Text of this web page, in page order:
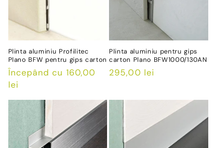
Plinta aluminiu Profilitec
Plano BFW pentru gips carton
Preț
obișnuit
Începând cu 160,00
lei
Plinta aluminiu pentru gips
carton Plano BFW1000/130AN
Preț
295,00 lei